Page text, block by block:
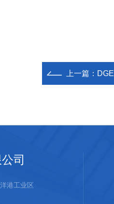
上一篇：
司
港工业区